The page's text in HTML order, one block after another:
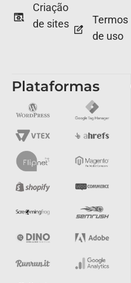
Criação
de sites
Termos
de uso
Plataformas